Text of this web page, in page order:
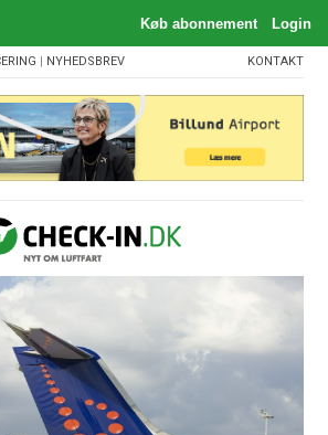
| NYHEDSBREV KONTAKT